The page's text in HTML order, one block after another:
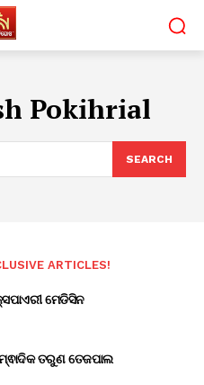
Pokihrial
SEARCH
ARTICLES!
ମେଡିସିନ
ତରୁଣ ତେଜପାଲ